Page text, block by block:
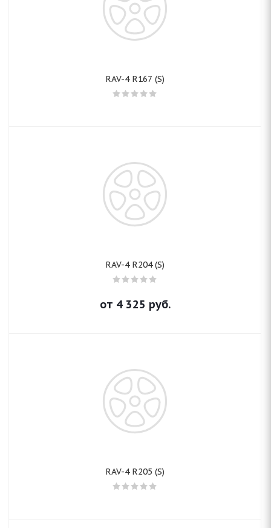
RAV-4 R167 (S)
RAV-4 R204 (S)
от 4 325 руб.
RAV-4 R205 (S)